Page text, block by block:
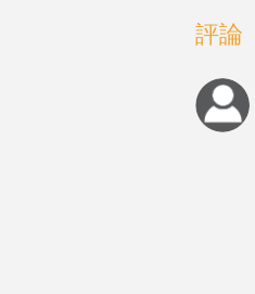
評論